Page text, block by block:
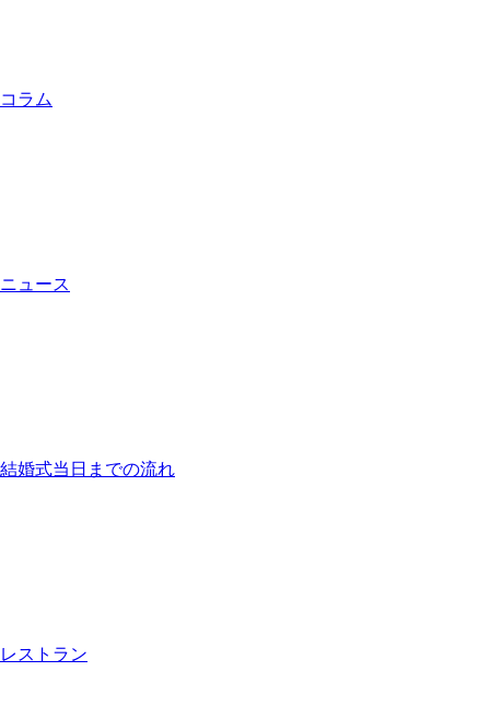
コラム
ニュース
結婚式当日までの流れ
レストラン